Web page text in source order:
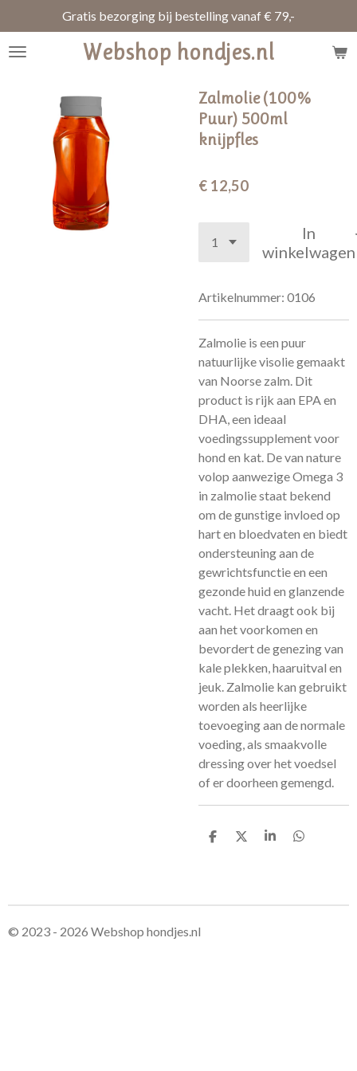
direct
naar
hoofdinhoud
Webshop hondjes.nl
Gratis bezorging bij bestelling vanaf € 79,-
Zalmolie (100%
Puur) 500ml
knijpfles
€ 12,50
In
winkelwagen
Artikelnummer: 0106
Zalmolie is een puur
natuurlijke visolie gemaakt
van Noorse zalm. Dit
product is rijk aan EPA en
DHA, een ideaal
voedingssupplement voor
hond en kat. De van nature
volop aanwezige Omega 3
in zalmolie staat bekend
om de gunstige invloed op
hart en bloedvaten en biedt
ondersteuning aan de
gewrichtsfunctie en een
gezonde huid en glanzende
vacht. Het draagt ook bij
aan het voorkomen en
bevordert de genezing van
kale plekken, haaruitval en
jeuk. Zalmolie kan gebruikt
worden als heerlijke
toevoeging aan de normale
voeding, als smaakvolle
dressing over het voedsel
of er doorheen gemengd.
D
D
S
D
© 2023 - 2026 Webshop hondjes.nl